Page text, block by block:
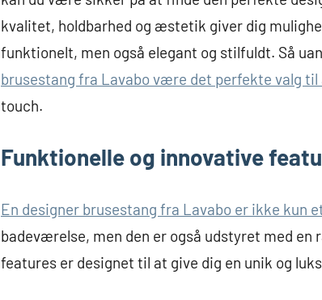
kvalitet, holdbarhed og æstetik giver dig
funktionelt, men også elegant og stilfuldt. Så
brusestang fra Lavabo være det perfekte valg til
touch.
Funktionelle og innovative
En designer brusestang fra Lavabo er ikke
badeværelse, men den er også udstyret med
features er designet til at give dig en unik og